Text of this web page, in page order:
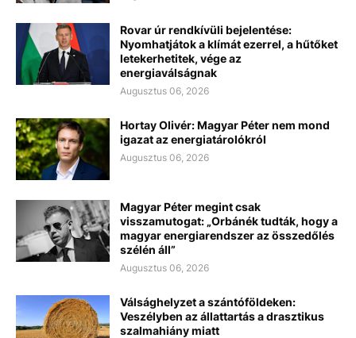
Rovar úr rendkívüli bejelentése:
Nyomhatjátok a klímát ezerrel, a hűtőket
letekerhetitek, vége az
energiaválságnak
Augusztus 06, 2026
Hortay Olivér: Magyar Péter nem mond
igazat az energiatárolókról
Augusztus 06, 2026
Magyar Péter megint csak
visszamutogat: „Orbánék tudták, hogy a
magyar energiarendszer az összedőlés
szélén áll”
Augusztus 06, 2026
Válsághelyzet a szántóföldeken:
Veszélyben az állattartás a drasztikus
szalmahiány miatt